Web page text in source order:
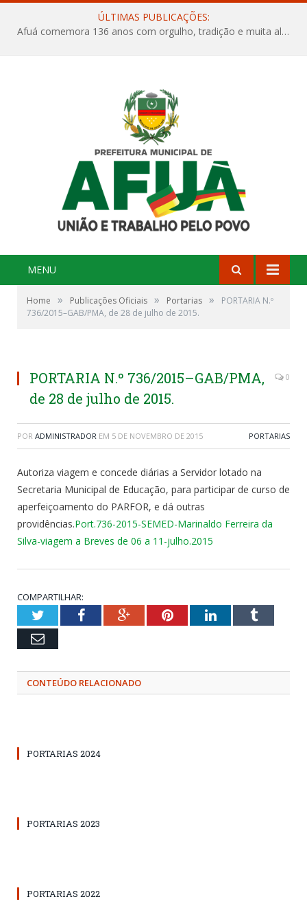
ÚLTIMAS PUBLICAÇÕES:
Afuá comemora 136 anos com orgulho, tradição e muita alegria na Quadra Dr. Nelson Salomão
MENU
Home » Publicações Oficiais » Portarias »
PORTARIA N.º
736/2015–GAB/PMA, de 28 de julho de 2015.
PORTARIA N.º 736/2015–GAB/PMA,
de 28 de julho de 2015.
0
POR ADMINISTRADOR EM 5 DE NOVEMBRO DE 2015 PORTARIAS
Autoriza viagem e concede diárias a Servidor lotado na
Secretaria Municipal de Educação, para participar de curso de
aperfeiçoamento do PARFOR, e dá outras
providências.Port.736-2015-SEMED-Marinaldo Ferreira da
Silva-viagem a Breves de 06 a 11-julho.2015
COMPARTILHAR:
TwitterFacebookGoogle+PinterestLinkedInTumblr
Email
CONTEÚDO RELACIONADO
PORTARIAS 2024
PORTARIAS 2023
PORTARIAS 2022